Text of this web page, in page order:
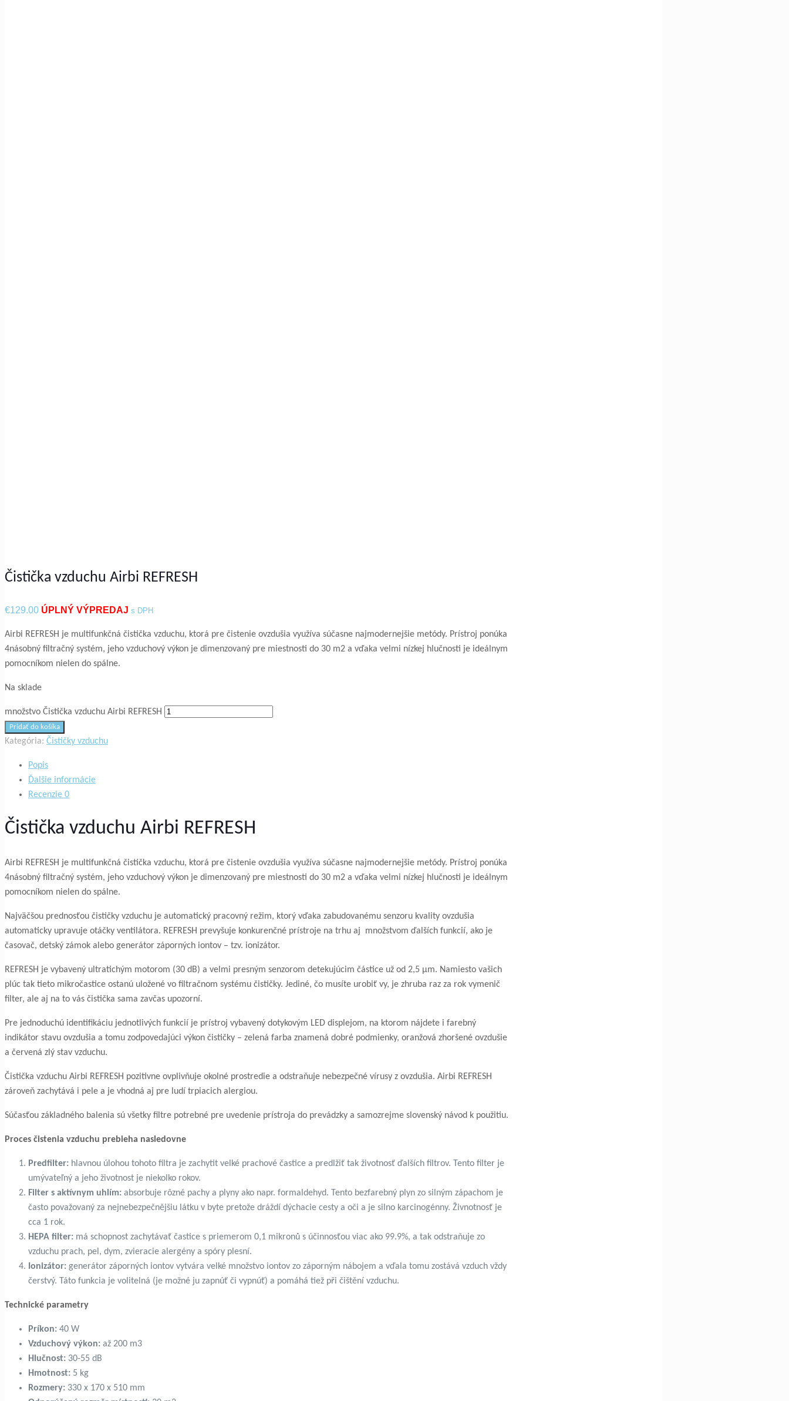
Čistička vzduchu Airbi REFRESH
€129.00 s DPH
Airbi REFRESH je multifunkčná čistička vzduchu, ktorá pre čistenie ovzdušia využíva súčasne najmodernejšie metódy. Prístroj ponúka
4násobný filtračný systém, jeho vzduchový výkon je dimenzovaný pre miestnosti do 30 m2 a vďaka velmi nízkej hlučnosti je ideálnym
pomocníkom nielen do spálne.
Na sklade
množstvo Čistička vzduchu Airbi REFRESH
Pridať do košíka
Kategória: Čističky vzduchu
Popis
Ďalšie informácie
Recenzie 0
Čistička vzduchu Airbi REFRESH
Airbi REFRESH je multifunkčná čistička vzduchu, ktorá pre čistenie ovzdušia využíva súčasne najmodernejšie metódy. Prístroj ponúka
4násobný filtračný systém, jeho vzduchový výkon je dimenzovaný pre miestnosti do 30 m2 a vďaka velmi nízkej hlučnosti je ideálnym
pomocníkom nielen do spálne.
Najväčšou prednosťou čističky vzduchu je automatický pracovný režim, ktorý vďaka zabudovanému senzoru kvality ovzdušia
automaticky upravuje otáčky ventilátora. REFRESH prevyšuje konkurenčné prístroje na trhu aj množstvom ďalších funkcií, ako je
časovač, detský zámok alebo generátor záporných iontov – tzv. ionizátor.
REFRESH je vybavený ultratichým motorom (30 dB) a velmi presným senzorom detekujúcim částice už od 2,5 μm. Namiesto vašich
plúc tak tieto mikročastice ostanú uložené vo filtračnom systému čističky. Jediné, čo musíte urobiť vy, je zhruba raz za rok vymenič
filter, ale aj na to vás čistička sama zavčas upozorní.
Pre jednoduchú identifikáciu jednotlivých funkcií je prístroj vybavený dotykovým LED displejom, na ktorom nájdete i farebný
indikátor stavu ovzdušia a tomu zodpovedajúci výkon čističky – zelená farba znamená dobré podmienky, oranžová zhoršené ovzdušie
a červená zlý stav vzduchu.
Čistička vzduchu Airbi REFRESH pozitivne ovplivňuje okolné prostredie a odstraňuje nebezpečné vírusy z ovzdušia. Airbi REFRESH
zároveň zachytává i pele a je vhodná aj pre ludí trpiacich alergiou.
Súčasťou základného balenia sú všetky filtre potrebné pre uvedenie prístroja do prevádzky a samozrejme slovenský návod k použitiu.
Proces čistenia vzduchu prebieha nasledovne
Predfilter: hlavnou úlohou tohoto filtra je zachytit velké prachové častice a predlžiť tak životnosť ďalších filtrov. Tento filter je
umývateľný a jeho životnost je niekolko rokov.
Filter s aktívnym uhlím: absorbuje rôzné pachy a plyny ako napr. formaldehyd. Tento bezfarebný plyn zo silným zápachom je
často považovaný za nejnebezpečnějšiu látku v byte pretože dráždí dýchacie cesty a oči a je silno karcinogénny. Živnotnosť je
cca 1 rok.
HEPA filter: má schopnost zachytávať častice s priemerom 0,1 mikronů s účinnosťou viac ako 99.9%, a tak odstraňuje zo
vzduchu prach, pel, dym, zvieracie alergény a spóry plesní.
Ionizátor: generátor záporných iontov vytvára velké množstvo iontov zo záporným nábojem a vďala tomu zostává vzduch vždy
čerstvý. Táto funkcia je volitelná (je možné ju zapnúť či vypnúť) a pomáhá tiež při čištění vzduchu.
Technické parametry
Príkon: 40 W
Vzduchový výkon: až 200 m3
Hlučnost: 30-55 dB
Hmotnost: 5 kg
Rozmery: 330 x 170 x 510 mm